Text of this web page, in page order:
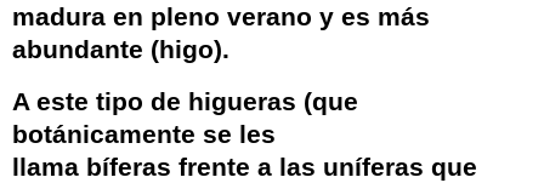
madura en pleno verano y es más
abundante (higo).
A este tipo de higueras (que
botánicamente se les
llama bíferas frente a las uníferas que